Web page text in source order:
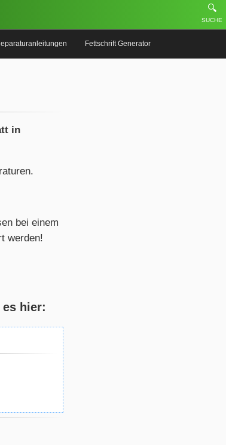
🔍
SUCHE
Fettschrift Generator
in
bei einem
werden!
hier: